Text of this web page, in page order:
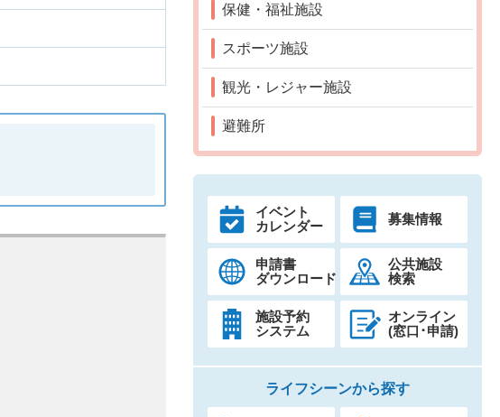
保健・福祉施設
スポーツ施設
観光・レジャー施設
避難所
イベント
カレンダー
募集情報
申請書
ダウンロード
公共施設
検索
施設予約
システム
オンライン
(窓口･申請)
ライフシーンから探す